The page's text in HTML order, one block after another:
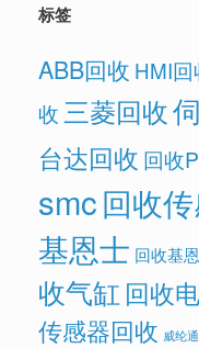
标签
ABB回收 HMI回
收 三菱回收
台达回收 回收
smc回收
基恩士 回收基
收气缸 回收
传感器回收 威纶